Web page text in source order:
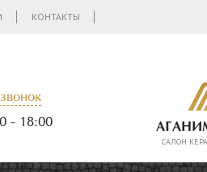
КОНТАКТЫ
- 18:00
CАЛОН